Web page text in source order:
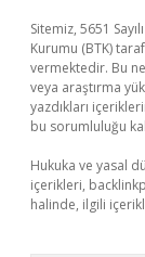
Sitemiz, 5651
Kurumu (BTK)
vermektedir. Bu
veya araştırma
yazdıkları
bu sorumluluğu
Hukuka ve yasal
içerikleri,
halinde, ilgili